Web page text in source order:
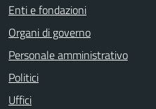
Enti e fondazioni
Organi di governo
Personale amministrativo
Politici
Uffici